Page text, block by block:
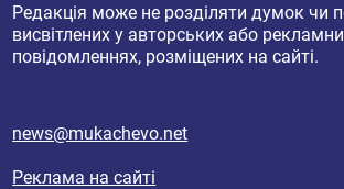
Редакція може не розділяти думок чи
висвітлених у авторських або
повідомленнях, розміщених на сайті.
news@mukachevo.net
Реклама на сайті